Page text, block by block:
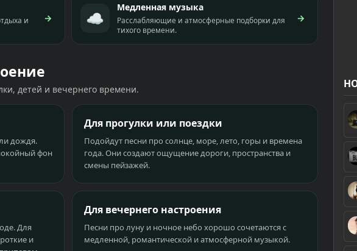
и
→ ☁️
Медленная музыка
Расслабляющие и атмосферные подборки для
тихого времени.
→
детей и вечернего времени.
дождя.
фон
Для прогулки или поездки
Подойдут песни про солнце, море, лето, горы и времена
года. Они создают ощущение дороги, пространства и
смены пейзажей.
Для
и
Для вечернего настроения
Песни про луну и ночное небо хорошо сочетаются с
медленной, романтической и атмосферной музыкой.